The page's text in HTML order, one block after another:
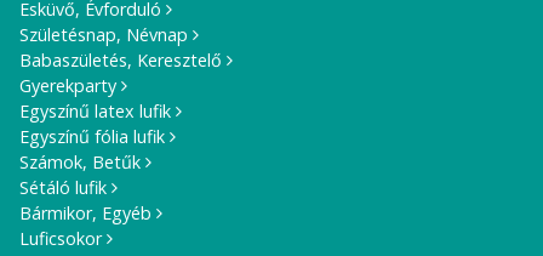
Esküvő, Évforduló
Születésnap, Névnap
Babaszületés, Keresztelő
Gyerekparty
Egyszínű latex lufik
Egyszínű fólia lufik
Számok, Betűk
Sétáló lufik
Bármikor, Egyéb
Luficsokor